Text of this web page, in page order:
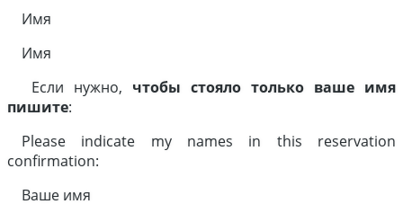
Имя
Имя
Если нужно, чтобы стояло только ваше имя
пишите:
Please indicate my names in this reservation
confirmation:
Ваше имя